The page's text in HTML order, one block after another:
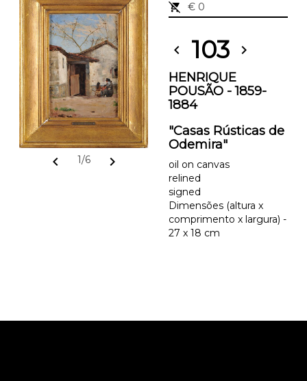
chevron_left 1/6 chevron_right
remove_shopping_cart
€ 0
chevron_left 103 chevron_right
HENRIQUE
POUSÃO - 1859-
1884
"Casas Rústicas de
Odemira"
oil on canvas
relined
signed
Dimensões (altura x
comprimento x largura) -
27 x 18 cm